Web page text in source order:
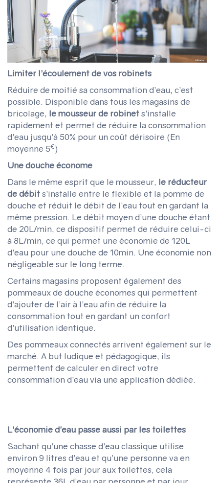
Limiter l’écoulement de vos robinets
Réduire de moitié sa consommation d’eau, c’est
possible. Disponible dans tous les magasins de
bricolage, le mousseurde robinets’installe
rapidement et permet de réduire la consommation
d’eau jusqu’à 50% pour un coût dérisoire (En
moyenne 5€)
Une douche économe
Dans le même esprit que le mousseur, le réducteur
de débits’installe entre le flexible et la pomme de
douche et réduit le débit de l’eau tout en gardant la
même pression. Le débit moyen d’une douche étant
de 20L/min, ce dispositif permet de réduire celui-ci
à 8L/min, ce qui permet une économie de 120L
d’eau pour une douche de 10min. Une économie non
négligeable sur le long terme.
Certains magasins proposent également des
pommeaux de douche économes qui permettent
d’ajouter de l’air à l’eau afin de réduire la
consommation tout en gardant un confort
d’utilisation identique.
Des pommeaux connectés arrivent également sur le
marché. A but ludique et pédagogique, ils
permettent de calculer en direct votre
consommation d’eau via une application dédiée.
L’économie d’eau passe aussi par les toilettes
Sachant qu’une chasse d’eau classique utilise
environ 9 litres d’eau et qu’une personne va en
moyenne 4 fois par jour aux toilettes, cela